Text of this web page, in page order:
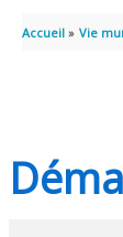
Accueil Vie